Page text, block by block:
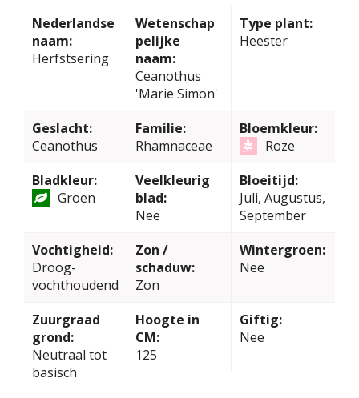
Nederlandse
naam:
Herfstsering
Wetenschap
pelijke
naam:
Ceanothus
'Marie Simon'
Type plant:
Heester
Geslacht:
Ceanothus
Familie:
Rhamnaceae
Bloemkleur:
Roze
Bladkleur:
Groen
Veelkleurig
blad:
Nee
Bloeitijd:
Juli, Augustus,
September
Vochtigheid:
Droog-
vochthoudend
Zon /
schaduw:
Zon
Wintergroen:
Nee
Zuurgraad
grond:
Neutraal tot
basisch
Hoogte in
CM:
125
Giftig:
Nee